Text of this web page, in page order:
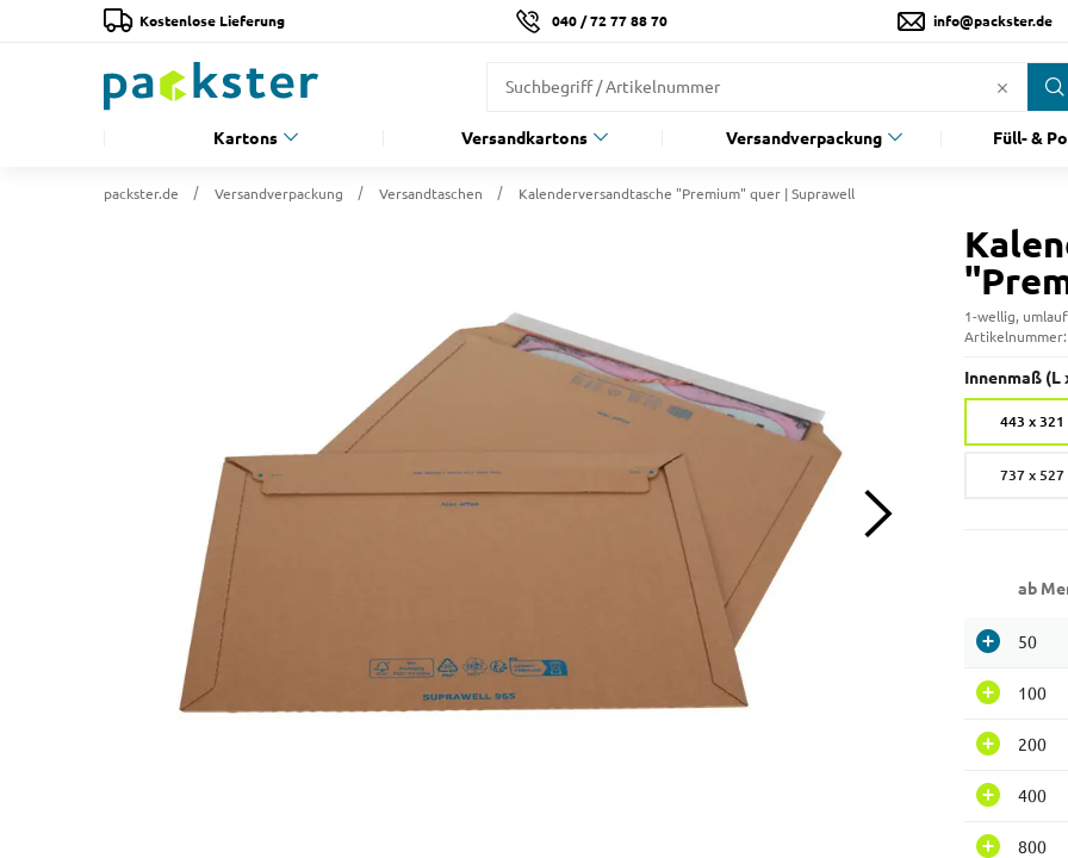
Kostenlose Lieferung 040 / 72 77 88 70 info@packster.de
Kartons Versandkartons Versandverpackung Füll- &
packster.de Versandverpackung Versandtaschen Kalenderversandtasche "Premium" quer | Suprawell
1-wellig,
Innenmaß (L
443 x 321
737 x 527
ab
50
100
200
400
800